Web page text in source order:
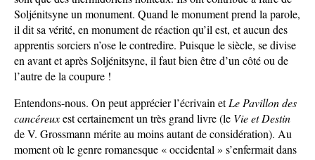
Soljénitsyne un monument. Quand le monument prend la parole,
il dit sa vérité, en monument de réaction qu’il est, et aucun des
apprentis sorciers n’ose le contredire. Puisque le siècle, se divise
en avant et après Soljénitsyne, il faut bien être d’un côté ou de
l’autre de la coupure !
Entendons-nous. On peut apprécier l’écrivain etLe Pavillon des
cancéreuxest certainement un très grand livre (le Vie et Destin
de V. Grossmann mérite au moins autant de considération). Au
moment où le genre romanesque « occidental » s’enfermait dans